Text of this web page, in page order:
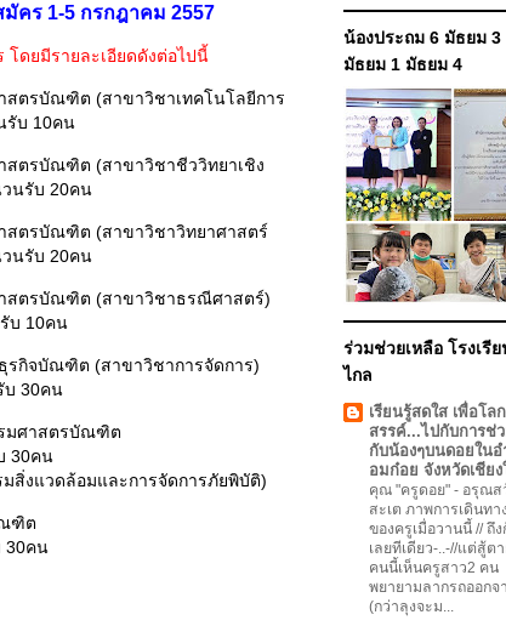
มัคร 1-5 กรกฎาคม 2557
ดยมีรายละเอียดดังต่อไปนี้
สตรบัณฑิต (สาขาวิชาเทคโนโลยีการ
บ 10คน
สตรบัณฑิต (สาขาวิชาชีววิทยาเชิง
รับ 20คน
สตรบัณฑิต (สาขาวิชาวิทยาศาสตร์
นรับ 20คน
สตรบัณฑิต (สาขาวิชาธรณีศาสตร์)
คน
ธุรกิจบัณฑิต (สาขาวิชาการจัดการ)
คน
ศวกรรมศาสตรบัณฑิต
คน
สิ่งแวดล้อมและการจัดการภัยพิบัติ)
ตรบัญชีบัณฑิต
คน
น้องประถม 6 มัธยม 3
มัธยม 1 มัธยม 4
ร่วมช่วยเหลือ โรงเรี
ไกล
เรียนรู้สดใส เพื่อโล
สรรค์...ไปกับการช่
กับน้องๆบนดอยในอ
อมก๋อย จังหวัดเชีย
คุณ "ครูดอย" - อรุณส
สะเต ภาพการเดินท
ของครูเมื่อวานนี้ // ถึ
เลยทีเดียว-..-//แต่สู้ต
คนนี้เห็นครูสาว2 คน
พยายามลากรถออกจ
(กว่าลุงจะม...